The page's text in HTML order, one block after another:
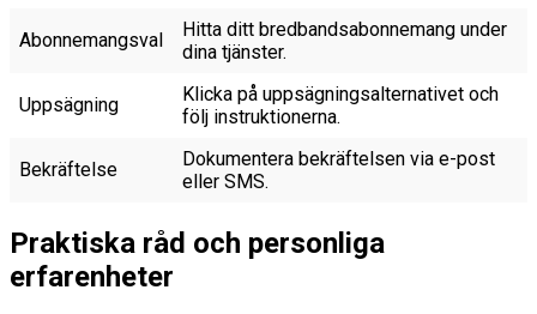
Abonnemangsval
Hitta ditt bredbandsabonnemang under
dina tjänster.
Uppsägning
Klicka på uppsägningsalternativet och
följ instruktionerna.
Bekräftelse
Dokumentera bekräftelsen via e-post
eller SMS.
Praktiska råd och personliga
erfarenheter